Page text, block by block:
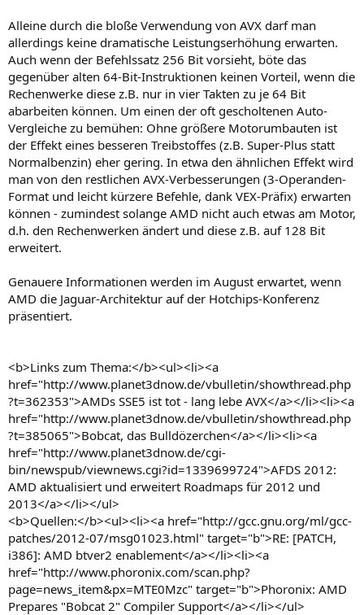
Alleine durch die bloße Verwendung von AVX darf man
allerdings keine dramatische Leistungserhöhung erwarten.
Auch wenn der Befehlssatz 256 Bit vorsieht, böte das
gegenüber alten 64-Bit-Instruktionen keinen Vorteil, wenn die
Rechenwerke diese z.B. nur in vier Takten zu je 64 Bit
abarbeiten können. Um einen der oft gescholtenen Auto-
Vergleiche zu bemühen: Ohne größere Motorumbauten ist
der Effekt eines besseren Treibstoffes (z.B. Super-Plus statt
Normalbenzin) eher gering. In etwa den ähnlichen Effekt wird
man von den restlichen AVX-Verbesserungen (3-Operanden-
Format und leicht kürzere Befehle, dank VEX-Präfix) erwarten
können - zumindest solange AMD nicht auch etwas am Motor,
d.h. den Rechenwerken ändert und diese z.B. auf 128 Bit
erweitert.
Genauere Informationen werden im August erwartet, wenn
AMD die Jaguar-Architektur auf der Hotchips-Konferenz
präsentiert.
<b>Links zum Thema:</b><ul><li><a
href="http://www.planet3dnow.de/vbulletin/showthread.php
?t=362353">AMDs SSE5 ist tot - lang lebe AVX</a></li><li><a
href="http://www.planet3dnow.de/vbulletin/showthread.php
?t=385065">Bobcat, das Bulldözerchen</a></li><li><a
href="http://www.planet3dnow.de/cgi-
bin/newspub/viewnews.cgi?id=1339699724">AFDS 2012:
AMD aktualisiert und erweitert Roadmaps für 2012 und
2013</a></li></ul>
<b>Quellen:</b><ul><li><a href="http://gcc.gnu.org/ml/gcc-
patches/2012-07/msg01023.html" target="b">RE: [PATCH,
i386]: AMD btver2 enablement</a></li><li><a
href="http://www.phoronix.com/scan.php?
page=news_item&px=MTE0Mzc" target="b">Phoronix: AMD
Prepares "Bobcat 2" Compiler Support</a></li></ul>